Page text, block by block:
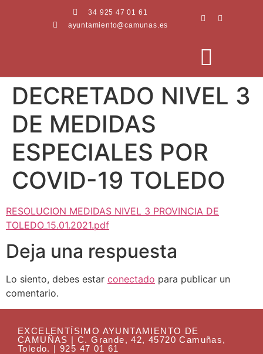
34 925 47 01 61
ayuntamiento@camunas.es
DECRETADO NIVEL 3
DE MEDIDAS
ESPECIALES POR
COVID-19 TOLEDO
RESOLUCION MEDIDAS NIVEL 3 PROVINCIA DE
TOLEDO_15.01.2021.pdf
Deja una respuesta
Lo siento, debes estar conectado para publicar un
comentario.
EXCELENTÍSIMO AYUNTAMIENTO DE
CAMUÑAS | C. Grande, 42, 45720 Camuñas,
Toledo. | 925 47 01 61